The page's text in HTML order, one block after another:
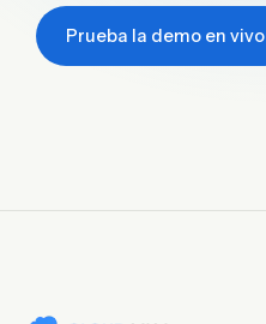
Prueba la demo en vivo